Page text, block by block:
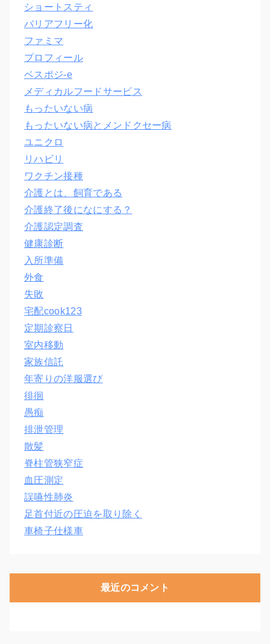
ショートスティ
バリアフリー化
ファミマ
プロフィール
ベスポジ-e
メディカルフードサービス
もったいない病
もったいない病とメンドクセー病
ユニクロ
リハビリ
ワクチン接種
介護とは、飼育である
介護終了後になにする？
介護認定調査
健康診断
入所準備
外食
失敗
宅配cook123
定期診察日
室内移動
家族信託
年寄りの洋服選び
徘徊
愚痴
排泄管理
散髪
脊柱管狭窄症
血圧測定
誤嚥性肺炎
足首付近の圧迫を取り除く
車椅子仕様車
最近のコメント